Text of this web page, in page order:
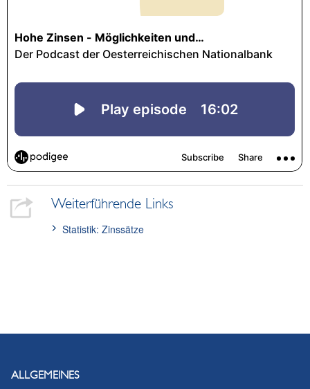
Weiterführende Links
Statistik: Zinssätze
ALLGEMEINES